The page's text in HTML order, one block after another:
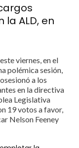
ALD, en
viernes, en el
polémica sesión,
a los
en la directiva
Legislativa
19 votos a favor,
Nelson Feeney